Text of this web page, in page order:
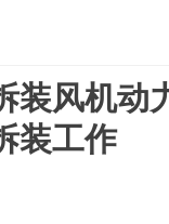
装风机动
装工作